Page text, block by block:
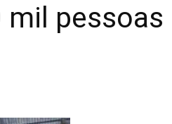
mil pessoas